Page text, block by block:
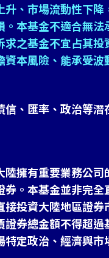
、市場流動性下降
本基金不適合無法
之基金不宜占其投
本風險、能承受
、匯率、政治等潛
擁有重要業務公司
。本基金並非完全
投資大陸地區證券
券總金額不得超過
定政治、經濟與市